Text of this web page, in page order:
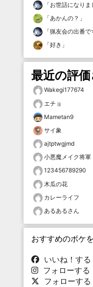
「お世話になりま
「あかんの？ 」
「猟友会の出番で
「好き 」
最近の評
Wakegi177674
エチョ
Mametan9
サイ象
ajtptwgjmd
小悪魔メイク将軍
123456789290
木瓜の花
カレーライフ
あるあるさん
おすすめのボケ
いいね！する
フォローする
フォローする